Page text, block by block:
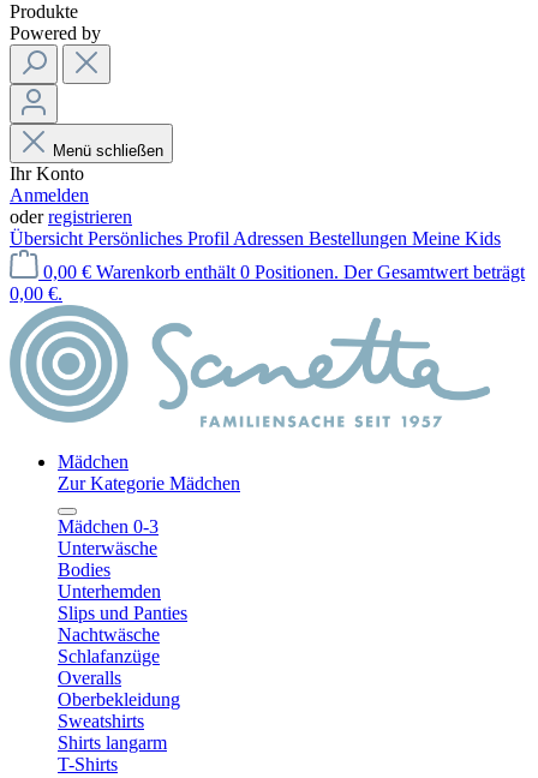
Produkte
Powered by
Menü schließen
Ihr Konto
Anmelden
oderregistrieren
Übersicht Persönliches Profil Adressen Bestellungen Meine Kids
0,00 € Warenkorb enthält 0 Positionen. Der Gesamtwert beträgt
0,00 €.
Mädchen
Zur Kategorie Mädchen
Mädchen 0-3
Unterwäsche
Bodies
Unterhemden
Slips und Panties
Nachtwäsche
Schlafanzüge
Overalls
Oberbekleidung
Sweatshirts
Shirts langarm
T-Shirts